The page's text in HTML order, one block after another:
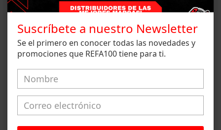
Suscríbete a nuestro Newsletter
Se el primero en conocer todas las novedades y
promociones que REFA100 tiene para ti.